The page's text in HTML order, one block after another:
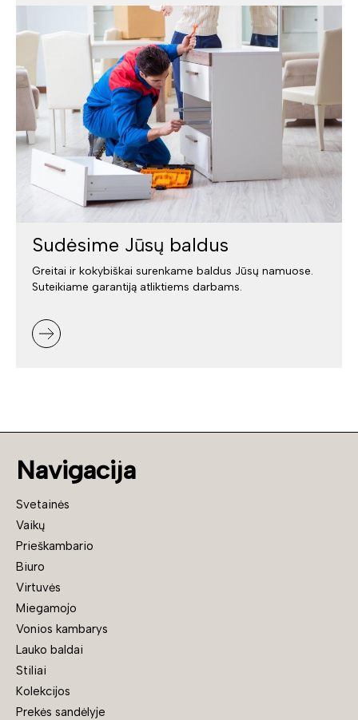
Sudėsime Jūsų baldus
Greitai ir kokybiškai surenkame baldus Jūsų namuose.
Suteikiame garantiją atliktiems darbams.
Navigacija
Svetainės
Vaikų
Prieškambario
Biuro
Virtuvės
Miegamojo
Vonios kambarys
Lauko baldai
Stiliai
Kolekcijos
Prekės sandėlyje